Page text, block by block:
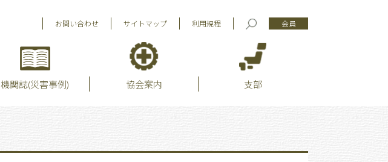
お問い合わせ サイトマップ 利用規程 会員
機関誌(災害事例) 協会案内 支部